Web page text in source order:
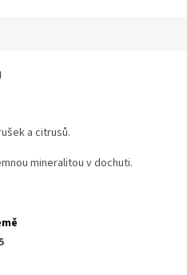
a citrusů.
mineralitou v dochuti.